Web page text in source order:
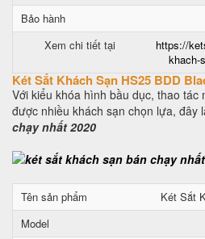
Bảo hành
Xem chi tiết tại
https://
khach-
Két Sắt Khách Sạn HS25 BDD
Với kiểu khóa hình bầu dục, thao tác
được nhiều khách sạn chọn lựa, đây
chạy nhất 2020
Tên sản phẩm
Két Sắt
Model